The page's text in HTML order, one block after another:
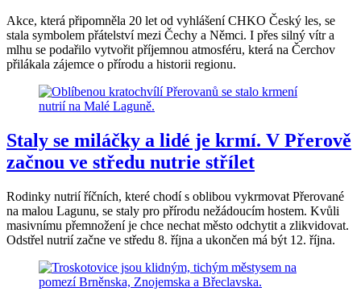
Akce, která připomněla 20 let od vyhlášení CHKO Český les, se
stala symbolem přátelství mezi Čechy a Němci. I přes silný vítr a
mlhu se podařilo vytvořit příjemnou atmosféru, která na Čerchov
přilákala zájemce o přírodu a historii regionu.
Staly se miláčky a lidé je krmí. V Přerově
začnou ve středu nutrie střílet
Rodinky nutrií říčních, které chodí s oblibou vykrmovat Přerované
na malou Lagunu, se staly pro přírodu nežádoucím hostem. Kvůli
masivnímu přemnožení je chce nechat město odchytit a zlikvidovat.
Odstřel nutrií začne ve středu 8. října a ukončen má být 12. října.